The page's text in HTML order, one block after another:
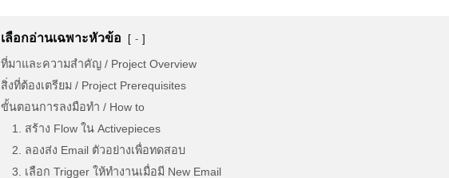
เลือกอ่านเฉพาะหัวข้อ -
ที่มาและความสำคัญ / Project Overview
สิ่งที่ต้องเตรียม / Project Prerequisites
ขั้นตอนการลงมือทำ / How to
1. สร้าง Flow ใน Activepieces
2. ลองส่ง Email ตัวอย่างเพื่อทดสอบ
3. เลือก Trigger ให้ทำงานเมื่อมี New Email